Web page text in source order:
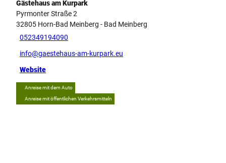
Gästehaus am Kurpark
Pyrmonter Straße 2
32805 Horn-Bad Meinberg - Bad Meinberg
052349194090
info@gaestehaus-am-kurpark.eu
Website
Anreise mit dem Auto
Anreise mit öffentlichen Verkehrsmitteln